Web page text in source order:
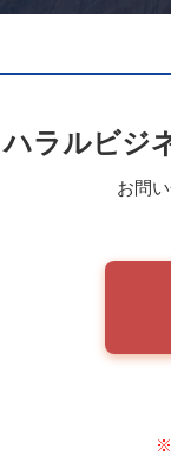
ハラルビジ
お問
※